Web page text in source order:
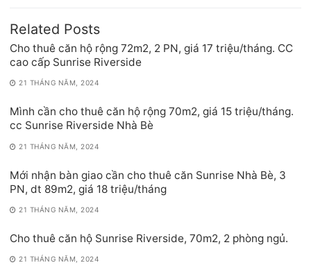
Related Posts
Cho thuê căn hộ rộng 72m2, 2 PN, giá 17 triệu/tháng. CC
cao cấp Sunrise Riverside
21 THÁNG NĂM, 2024
Mình cần cho thuê căn hộ rộng 70m2, giá 15 triệu/tháng.
cc Sunrise Riverside Nhà Bè
21 THÁNG NĂM, 2024
Mới nhận bàn giao cần cho thuê căn Sunrise Nhà Bè, 3
PN, dt 89m2, giá 18 triệu/tháng
21 THÁNG NĂM, 2024
Cho thuê căn hộ Sunrise Riverside, 70m2, 2 phòng ngủ.
21 THÁNG NĂM, 2024